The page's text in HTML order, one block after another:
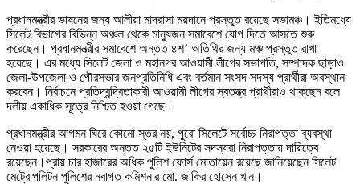
প্রধানমন্ত্রীর ভাষনের জন্য আলীয়া মাদরাসা ময়দানে প্রস্তুত রয়েছে সভামঞ্চ। ইতিমধ্যে
সিলেট বিভাগের বিভিন্ন অঞ্চল থেকে মানুষজন সমাবেশে যোগ দিতে আসতে শুরু
করেছেন। প্রধানমন্ত্রীর সমাবেশে অন্তত ৪শ’ অতিথির জন্য মঞ্চ প্রস্তুত রাখা
হয়েছে। এর মধ্যে সিলেট জেলা ও মহানগর আওয়ামী লীগের সভাপতি, সম্পাদক ছাড়াও
জেলা-উপজেলা ও পৌরসভার জনপ্রতিনিধি এবং বর্তমান সংসদ সদস্য প্রার্থীরা অবস্থান
করবেন। নির্বাচনে প্রতিদ্বন্দ্বিতাকারী আওয়ামী লীগের স্বতন্ত্র প্রার্থীরাও থাকছেন বলে
দলীয় একাধিক সূত্রে নিশ্চিত হওয়া গেছে।
প্রধানমন্ত্রীর আগমন ঘিরে কোনো স্তর নয়, পুরো সিলেটে সর্বোচ্চ নিরাপত্তা ব্যবস্থা
নেওয়া হয়েছে। সরকারের অন্তত ২৫টি ইউনিটের সদস্যরা নিরাপত্তায় দায়িত্বে
রয়েছেন।প্রায় চার হাজারের অধিক পুলিশ ফোর্স মোতায়েন রয়েছে জানিয়েছেন সিলেট
মেট্রোপলিটন পুলিশের নবাগত কমিশনার মো. জাকির হোসেন খান।